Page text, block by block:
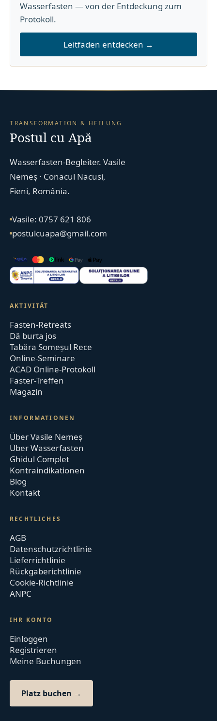
Wasserfasten — von der Entdeckung zum
Protokoll.
Leitfaden entdecken →
TRANSFORMATION & HEILUNG
Postul cu Apă
Wasserfasten-Begleiter. Vasile
Nemeș · Conacul Nacusi,
Fieni, România.
Vasile: 0757 621 806
postulcuapa@gmail.com
AKTIVITÄT
Fasten-Retreats
Dă burta jos
Tabăra Someșul Rece
Online-Seminare
ACAD Online-Protokoll
Faster-Treffen
Magazin
INFORMATIONEN
Über Vasile Nemeș
Über Wasserfasten
Ghidul Complet
Kontraindikationen
Blog
Kontakt
RECHTLICHES
AGB
Datenschutzrichtlinie
Lieferrichtlinie
Rückgaberichtlinie
Cookie-Richtlinie
ANPC
IHR KONTO
Einloggen
Registrieren
Meine Buchungen
Platz buchen →